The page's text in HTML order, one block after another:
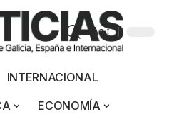
Aa
INTERNACIONAL
ECONOMÍA